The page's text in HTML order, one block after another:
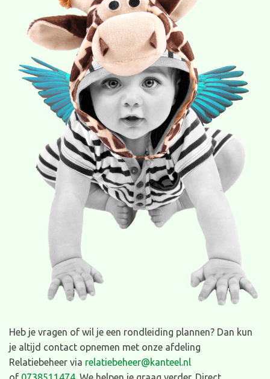
Heb je vragen of wil je een rondleiding plannen? Dan kun
je altijd contact opnemen met onze afdeling
Relatiebeheer via relatiebeheer@kanteel.nl